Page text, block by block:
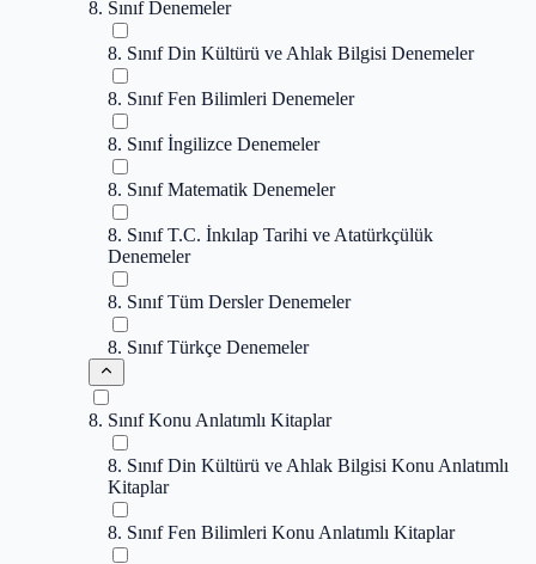
8. Sınıf Denemeler
8. Sınıf Din Kültürü ve Ahlak Bilgisi Denemeler
8. Sınıf Fen Bilimleri Denemeler
8. Sınıf İngilizce Denemeler
8. Sınıf Matematik Denemeler
8. Sınıf T.C. İnkılap Tarihi ve Atatürkçülük
Denemeler
8. Sınıf Tüm Dersler Denemeler
8. Sınıf Türkçe Denemeler
8. Sınıf Konu Anlatımlı Kitaplar
8. Sınıf Din Kültürü ve Ahlak Bilgisi Konu Anlatımlı
Kitaplar
8. Sınıf Fen Bilimleri Konu Anlatımlı Kitaplar